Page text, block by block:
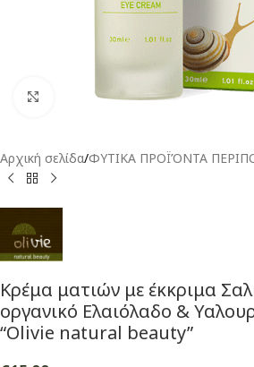
Click to enlarge
Αρχική σελίδα/ΦΥΤΙΚΑ ΠΡΟΪΌΝΤΑ
Κρέμα ματιών με έκκριμα
οργανικό Ελαιόλαδο &
“Olivie natural beauty”